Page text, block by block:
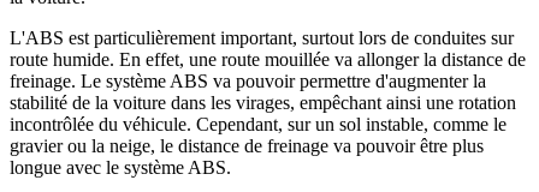
L'ABS est particulièrement important, surtout lors de conduites sur
route humide. En effet, une route mouillée va allonger la distance de
freinage. Le système ABS va pouvoir permettre d'augmenter la
stabilité de la voiture dans les virages, empêchant ainsi une rotation
incontrôlée du véhicule. Cependant, sur un sol instable, comme le
gravier ou la neige, le distance de freinage va pouvoir être plus
longue avec le système ABS.